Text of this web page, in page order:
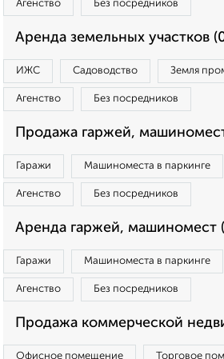
Агенство Без посредников
Аренда земельных участков
ИЖС Садоводство Земля
Агенство Без посредников
Продажа гаржей,
Гаражи Машиноместа в паркинге
Агенство Без посредников
Аренда гаржей, машиномест
Гаражи Машиноместа в паркинге
Агенство Без посредников
Продажа коммерческой
Офисное помещение Торговое